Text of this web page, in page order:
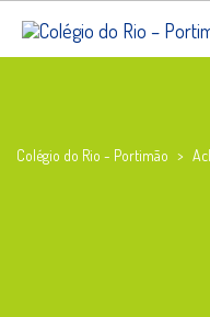
Colégio do Rio - Portimão >